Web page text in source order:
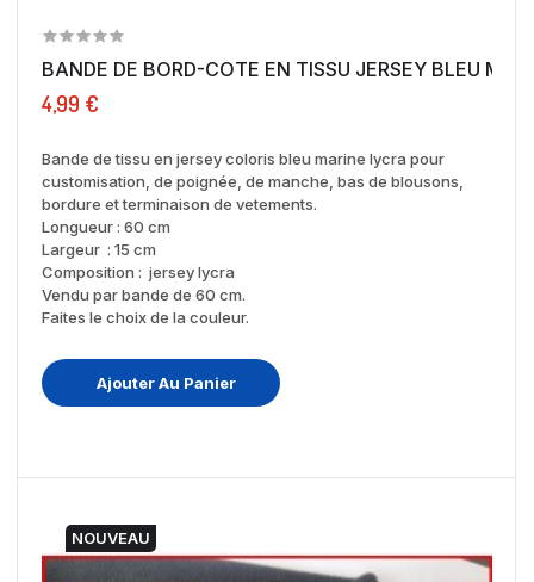
BANDE DE BORD-COTE EN TISSU
4,99 €
Bande de tissu en jersey coloris bleu marine lycra pour
customisation, de poignée, de manche, bas de blousons,
bordure et terminaison de vetements.
Longueur : 60 cm
Largeur : 15 cm
Composition : jersey lycra
Vendu par bande de 60 cm.
Faites le choix de la couleur.
Ajouter Au Panier
NOUVEAU